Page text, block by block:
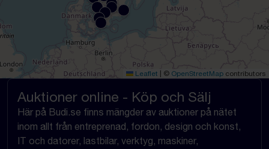
Leaflet © OpenStreetMap contributors
Auktioner online - Köp och Sälj
Här på Budi.se finns mängder av auktioner på nätet
inom allt från entreprenad, fordon, design och konst,
IT och datorer, lastbilar, verktyg, maskiner,